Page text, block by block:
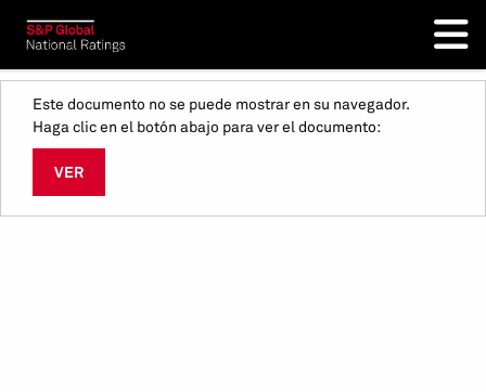
Este documento no se puede mostrar en su navegador.
Haga clic en el botón abajo para ver el documento:
VER